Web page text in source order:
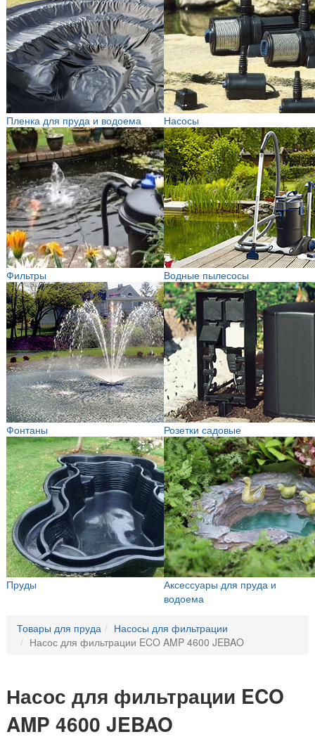
Пленка для пруда и водоема Насосы
Фильтры Водные пылесосы
Фонтаны Розетки садовые
Пруды
Аксессуары для пруда и
водоема
Товары для пруда
Насосы для фильтрации
Насос для фильтрации ECO AMP 4600 JEBAO
Насос для фильтрации ECO
AMP 4600 JEBAO